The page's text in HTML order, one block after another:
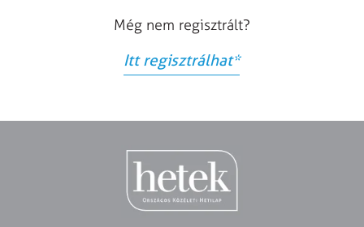
Még nem regisztrált?
Itt regisztrálhat*